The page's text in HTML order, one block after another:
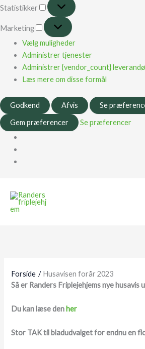
Statistikker
Marketing
Vælg muligheder
Administrer tjenester
Administrer {vendor_count}
Læs mere om disse formål
Godkend Afvis
Se
Gem præferencer
Se præferencer
Forside
Husavisen forår 2023
Så er Randers Friplejehjems nye husavis
Du kan læse den her
Stor TAK til bladudvalget for endnu en